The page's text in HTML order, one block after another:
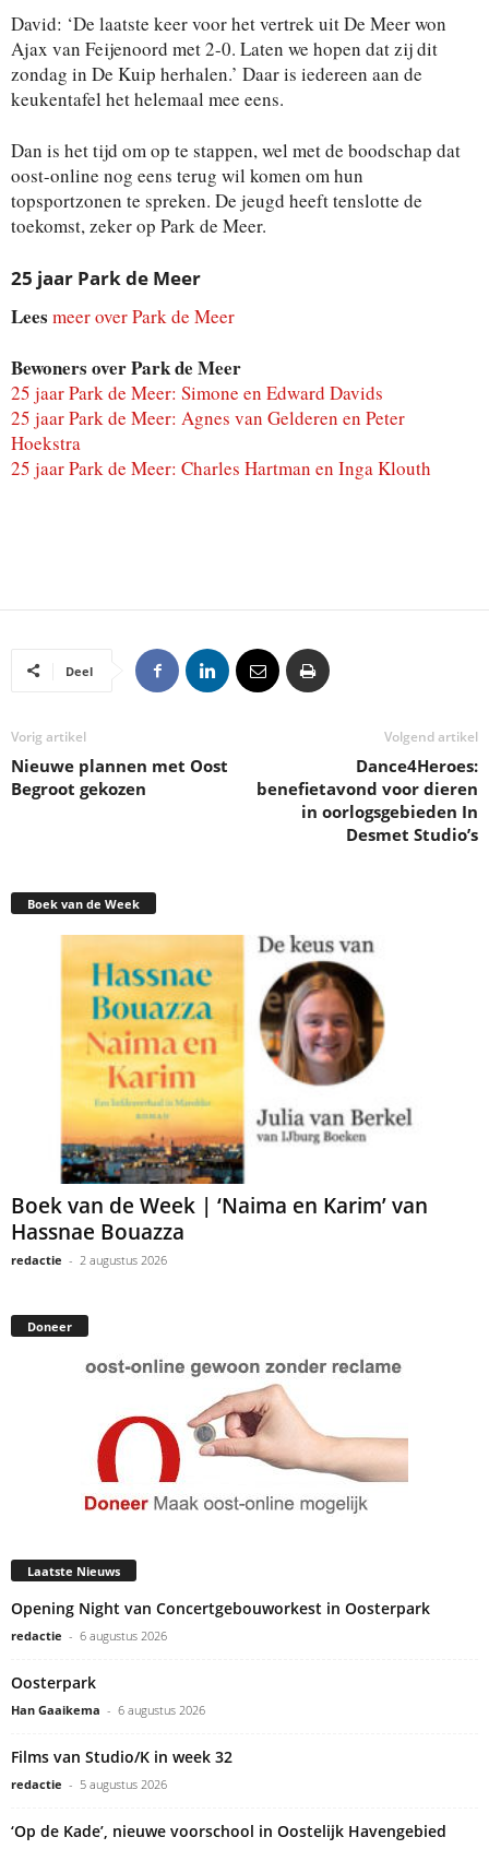
David: ‘De laatste keer voor het vertrek uit De Meer won
Ajax van Feijenoord met 2-0. Laten we hopen dat zij dit
zondag in De Kuip herhalen.’ Daar is iedereen aan de
keukentafel het helemaal mee eens.
Dan is het tijd om op te stappen, wel met de boodschap dat
oost-online nog eens terug wil komen om hun
topsportzonen te spreken. De jeugd heeft tenslotte de
toekomst, zeker op Park de Meer.
25 jaar Park de Meer
Lees meer over Park de Meer
Bewoners over Park de Meer
25 jaar Park de Meer: Simone en Edward Davids
25 jaar Park de Meer: Agnes van Gelderen en Peter
Hoekstra
25 jaar Park de Meer: Charles Hartman en Inga Klouth
Deel
Vorig artikel
Nieuwe plannen met Oost
Begroot gekozen
Volgend artikel
Dance4Heroes:
benefietavond voor dieren
in oorlogsgebieden In
Desmet Studio’s
Boek van de Week
Boek van de Week | ‘Naima en Karim’ van
Hassnae Bouazza
redactie - 2 augustus 2026
Doneer
Laatste Nieuws
Opening Night van Concertgebouworkest in Oosterpark
redactie - 6 augustus 2026
Oosterpark
Han Gaaikema - 6 augustus 2026
Films van Studio/K in week 32
redactie - 5 augustus 2026
‘Op de Kade’, nieuwe voorschool in Oostelijk Havengebied